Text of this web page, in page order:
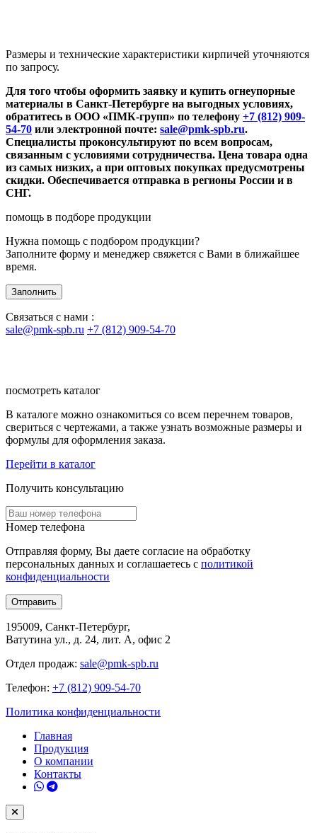
Размеры и технические характеристики кирпичей уточняются
по запросу.
Для того чтобы оформить заявку и купить огнеупорные
материалы в Санкт-Петербурге на выгодных условиях,
обратитесь в ООО «ПМК-групп» по телефону +7 (812) 909-
54-70 или электронной почте: sale@pmk-spb.ru.
Специалисты проконсультируют по всем вопросам,
связанным с условиями сотрудничества. Цена товара одна
из самых низких, а при оптовых покупках предусмотрены
скидки. Обеспечивается отправка в регионы России и в
СНГ.
помощь в подборе продукции
Нужна помощь с подбором продукции?
Заполните форму и менеджер свяжется с Вами в ближайшее
время.
Заполнить
Связаться с нами :
sale@pmk-spb.ru +7 (812) 909-54-70
посмотреть каталог
В каталоге можно ознакомиться со всем перечнем товаров,
свериться с чертежами, а также узнать возможные размеры и
формулы для оформления заказа.
Перейти в каталог
Получить консультацию
Номер телефона
Отправляя форму, Вы даете согласие на обработку
персональных данных и соглашаетесь c политикой
конфиденциальности
195009, Санкт-Петербург,
Ватутина ул., д. 24, лит. А, офис 2
Отдел продаж: sale@pmk-spb.ru
Телефон: +7 (812) 909-54-70
Политика конфиденциальности
Главная
Продукция
О компании
Контакты